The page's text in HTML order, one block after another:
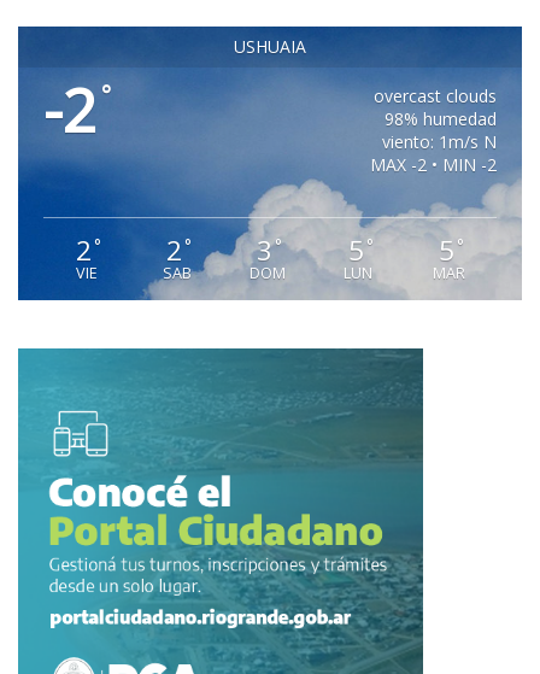
USHUAIA
-2 °
overcast clouds
98% humedad
viento: 1m/s N
MAX -2 • MIN -2
2°
VIE
2 °
SAB
3°
DOM
5 °
LUN
5 °
MAR